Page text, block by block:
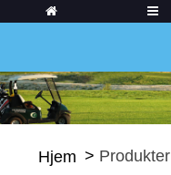
Hjem > Produkter